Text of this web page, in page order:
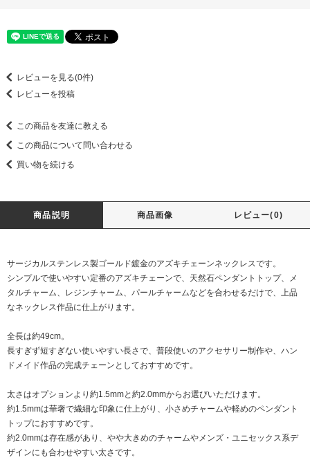
レビューを見る(0件)
レビューを投稿
この商品を友達に教える
この商品について問い合わせる
買い物を続ける
商品説明 商品画像 レビュー(0)
サージカルステンレス製ゴールド鍍金のアズキチェーンネックレスです。
シンプルで使いやすい定番のアズキチェーンで、天然石ペンダントトップ、メ
タルチャーム、レジンチャーム、パールチャームなどを合わせるだけで、上品
なネックレス作品に仕上がります。
全長は約49cm。
長すぎず短すぎない使いやすい長さで、普段使いのアクセサリー制作や、ハン
ドメイド作品の完成チェーンとしておすすめです。
太さはオプションより約1.5mmと約2.0mmからお選びいただけます。
約1.5mmは華奢で繊細な印象に仕上がり、小さめチャームや軽めのペンダント
トップにおすすめです。
約2.0mmは存在感があり、やや大きめのチャームやメンズ・ユニセックス系デ
ザインにも合わせやすい太さです。